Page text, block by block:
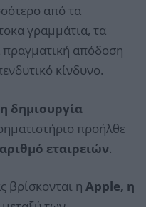
από τα
γραμμάτια, τα
απόδοση
κίνδυνο.
δημιουργία
προήλθε
εταιρειών.
βρίσκονται η Apple, η